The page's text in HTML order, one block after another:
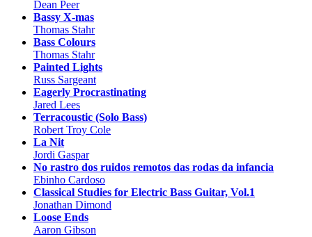
Dean Peer
Bassy X-mas
Thomas Stahr
Bass Colours
Thomas Stahr
Painted Lights
Russ Sargeant
Eagerly Procrastinating
Jared Lees
Terracoustic (Solo Bass)
Robert Troy Cole
La Nit
Jordi Gaspar
No rastro dos ruidos remotos das rodas da infancia
Ebinho Cardoso
Classical Studies for Electric Bass Guitar, Vol.1
Jonathan Dimond
Loose Ends
Aaron Gibson